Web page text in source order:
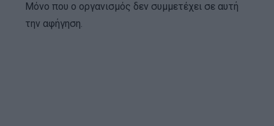
Μόνο που ο οργανισμός δεν συμμετέχει σε αυτή
την αφήγηση.